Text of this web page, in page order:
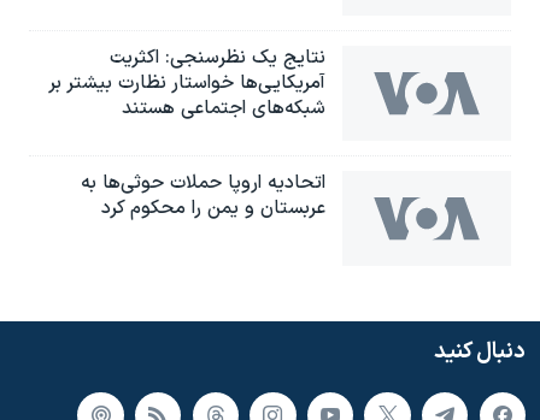
نتایج یک نظرسنجی: اکثریت
آمریکایی‌ها خواستار نظارت بیشتر بر
شبکه‌های اجتماعی هستند
اتحادیه اروپا حملات حوثی‌ها به
عربستان و یمن را محکوم کرد
دنبال کنید